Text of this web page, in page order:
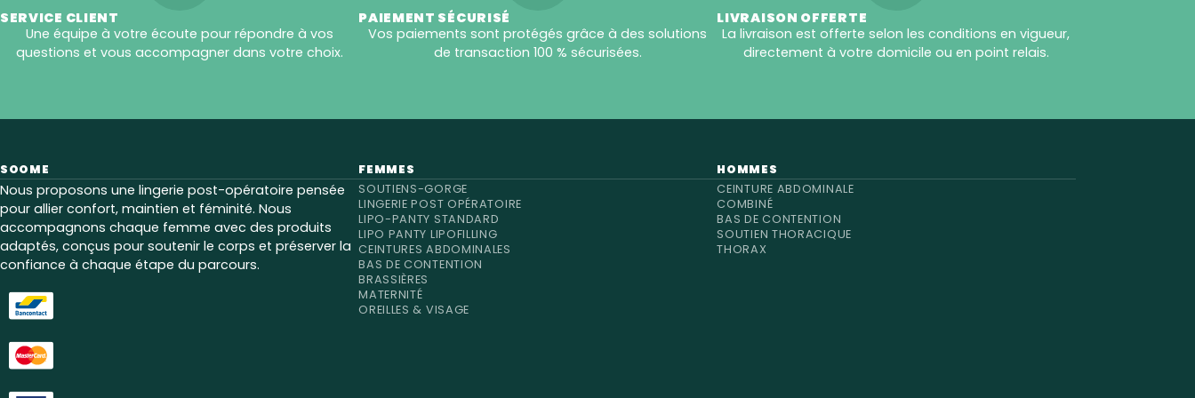
LIVRAISON OFFERTE
La livraison est offerte selon les conditions en vigueur,
directement à votre domicile ou en point relais.
PAIEMENT SÉCURISÉ
Vos paiements sont protégés grâce à des solutions
de transaction 100 % sécurisées.
SERVICE CLIENT
Une équipe à votre écoute pour répondre à vos
questions et vous accompagner dans votre choix.
HOMMES
CEINTURE ABDOMINALE
COMBINÉ
BAS DE CONTENTION
SOUTIEN THORACIQUE
THORAX
FEMMES
SOUTIENS-GORGE
LINGERIE POST OPÉRATOIRE
LIPO-PANTY STANDARD
LIPO PANTY LIPOFILLING
CEINTURES ABDOMINALES
BAS DE CONTENTION
BRASSIÈRES
MATERNITÉ
OREILLES & VISAGE
SOOME
Nous proposons une lingerie post-opératoire pensée
pour allier confort, maintien et féminité. Nous
accompagnons chaque femme avec des produits
adaptés, conçus pour soutenir le corps et préserver la
confiance à chaque étape du parcours.